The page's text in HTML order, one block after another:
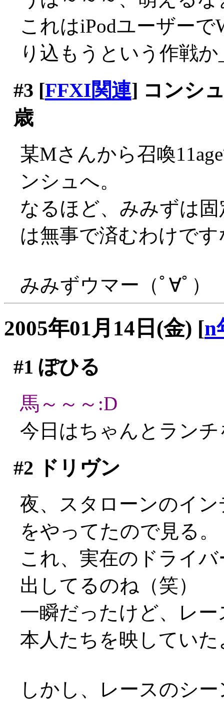
これはiPodユーザー
り込もうという作戦か
#3 [FFXI関連] コンシ
歳
某Mさんから召喚
ンシュへ。
なるほど、みみずは
は無事で済むわけです
みみずウマー（ﾟ∀ﾟ）
2005年01月14日(金) [n
#1 ぽひる
馬～～～:D
今日はちゃんとラン
#2 ドリヴン
夜、スタローンのイ
をやってたので見る。
これ、実在のドライ
出してるのね（笑）
一瞬だったけど、レ
本人たちを映してい
しかし、レースのシ